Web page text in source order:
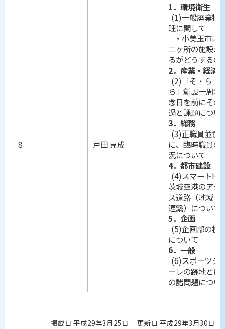
8 戸田 見成
1．環境衛生
(1)一般廃棄物
理に関して
・小美玉市内
二ヶ所の施設が
るがどうするの
2．産業・経済
(2)「そ・ら・
ら」創設一周年
念日を前にその
過と課題につい
3．総務
(3)正職員並び
に、臨時職員の
況について
4．都市建設
(4)スマートIC
茨城空港のアク
ス道路（地域と
連繋）について
5．企画
(5)企画部の機
について
6．一般
(6)スポーツシ
ーレの跡地と周
の諸問題につい
掲載日 平成29年3月25日 更新日 平成29年3月30日